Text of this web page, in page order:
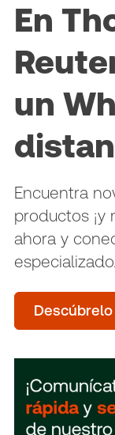
En
un
Encuentra
productos ¡y
ahora y
especializado.